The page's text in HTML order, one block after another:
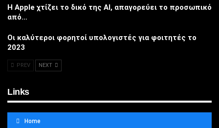
Η Apple χτίζει το δικό της AI, απαγορεύει το προσωπικό
από…
Οι καλύτεροι φορητοί υπολογιστές για φοιτητές το
2023
PREV NEXT
Links
Home